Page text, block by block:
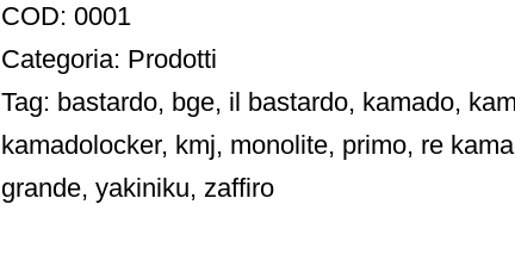
quantità
COD: 0001
Categoria: Prodotti
Tag: bastardo, bge, il bastardo, kamado,
kamadolocker, kmj, monolite, primo, re
grande, yakiniku, zaffiro